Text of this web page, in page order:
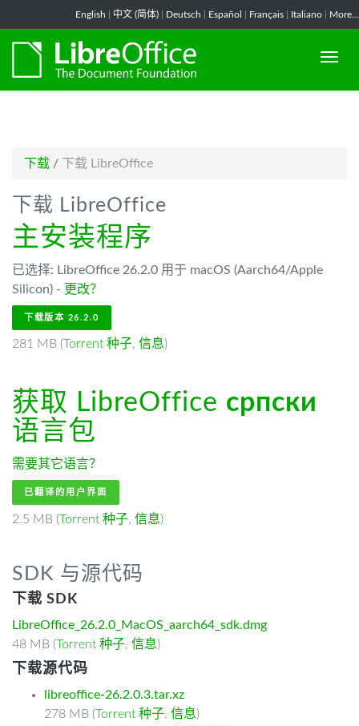
English 中文 (简体) Deutsch Español Français Italiano More...
下载 / 下载 LibreOffice
下载 LibreOffice
主安装程序
已选择: LibreOffice 26.2.0 用于 macOS (Aarch64/Apple
Silicon) - 更改？
下载版本 26.2.0
281 MB (Torrent 种子, 信息)
获取 LibreOffice српски
语言包
需要其它语言？
已翻译的用户界面
2.5 MB (Torrent 种子, 信息)
SDK 与源代码
下载 SDK
LibreOffice_26.2.0_MacOS_aarch64_sdk.dmg
48 MB (Torrent 种子, 信息)
下载源代码
libreoffice-26.2.0.3.tar.xz
278 MB (Torrent 种子, 信息)